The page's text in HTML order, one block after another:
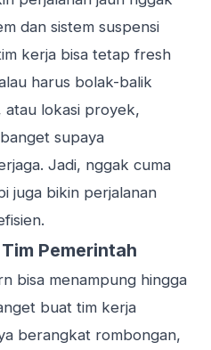
dan sistem suspensi
kerja bisa tetap fresh
harus bolak-balik
atau lokasi proyek,
supaya
Jadi, nggak cuma
juga bikin perjalanan
Pemerintah
bisa menampung hingga
buat tim kerja
berangkat rombongan,